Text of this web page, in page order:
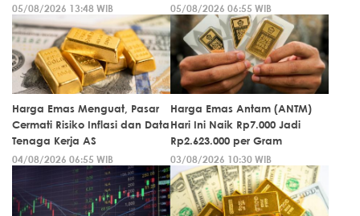
05/08/2026 13:48 WIB
05/08/2026 06:55 WIB
Harga Emas Menguat, Pasar
Cermati Risiko Inflasi dan Data
Tenaga Kerja AS
04/08/2026 06:55 WIB
Harga Emas Antam (ANTM)
Hari Ini Naik Rp7.000 Jadi
Rp2.623.000 per Gram
03/08/2026 10:30 WIB